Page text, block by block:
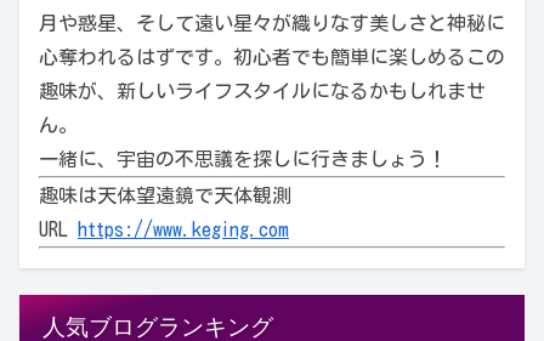
月や惑星、そして遠い星々が織りなす美しさと神秘に
心奪われるはずです。初心者でも簡単に楽しめるこの
趣味が、新しいライフスタイルになるかもしれませ
ん。
一緒に、宇宙の不思議を探しに行きましょう！
趣味は天体望遠鏡で天体観測
URL
https://www.keging.com
人気ブログランキング